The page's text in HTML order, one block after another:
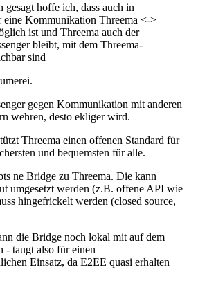
gesagt hoffe ich, dass auch in
eine Kommunikation Threema <->
ist und Threema auch der
bleibt, mit dem Threema-
sind
gegen Kommunikation mit anderen
wehren, desto ekliger wird.
Threema einen offenen Standard für
und bequemsten für alle.
ne Bridge zu Threema. Die kann
umgesetzt werden (z.B. offene API wie
hingefrickelt werden (closed source,
die Bridge noch lokal mit auf dem
- taugt also für einen
Einsatz, da E2EE quasi erhalten